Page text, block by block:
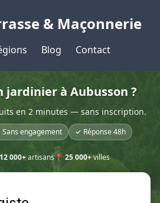
& Maçonnerie
Blog Contact
jardinier à Aubusson ?
en 2 minutes — sans inscription.
engagement ✓ Réponse 48h
12 000+artisans📍 25 000+villes